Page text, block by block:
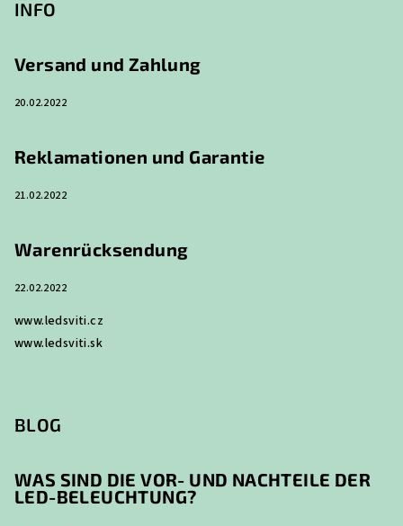
INFO
Versand und Zahlung
20.02.2022
Reklamationen und Garantie
21.02.2022
Warenrücksendung
22.02.2022
www.ledsviti.cz
www.ledsviti.sk
BLOG
WAS SIND DIE VOR- UND NACHTEILE DER
LED-BELEUCHTUNG?